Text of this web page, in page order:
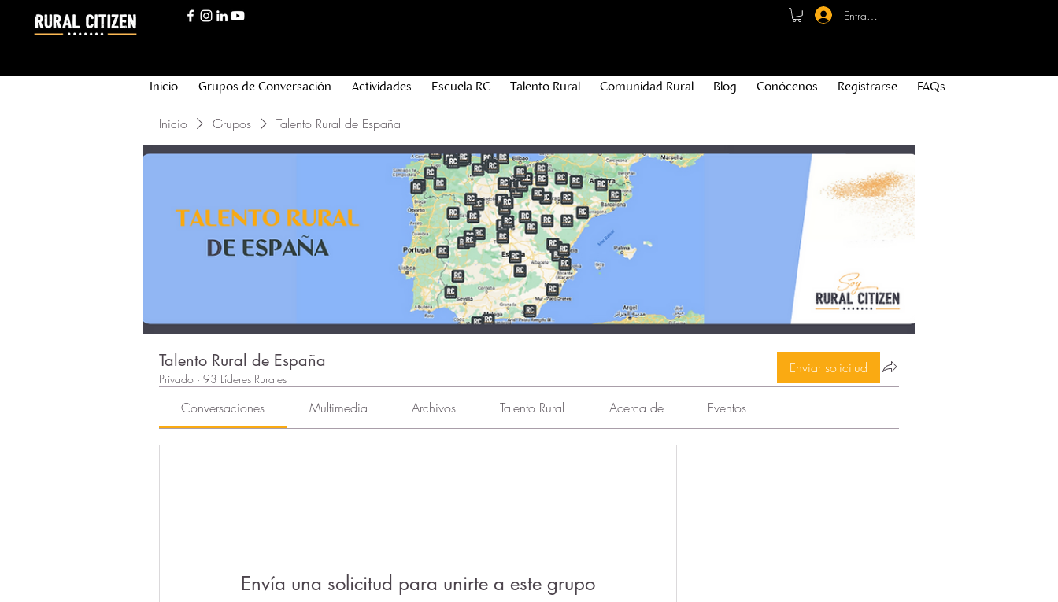
Entrar - Registro
Inicio Grupos de Conversación Actividades Escuela RC Talento Rural Comunidad Rural Blog Conócenos Registrarse FAQs
Inicio Grupos Talento Rural de España
Talento Rural de España
Privado · 93 Líderes Rurales
Enviar solicitud
Conversaciones Multimedia Archivos Talento Rural Acerca de Eventos
Envía una solicitud para unirte a este grupo